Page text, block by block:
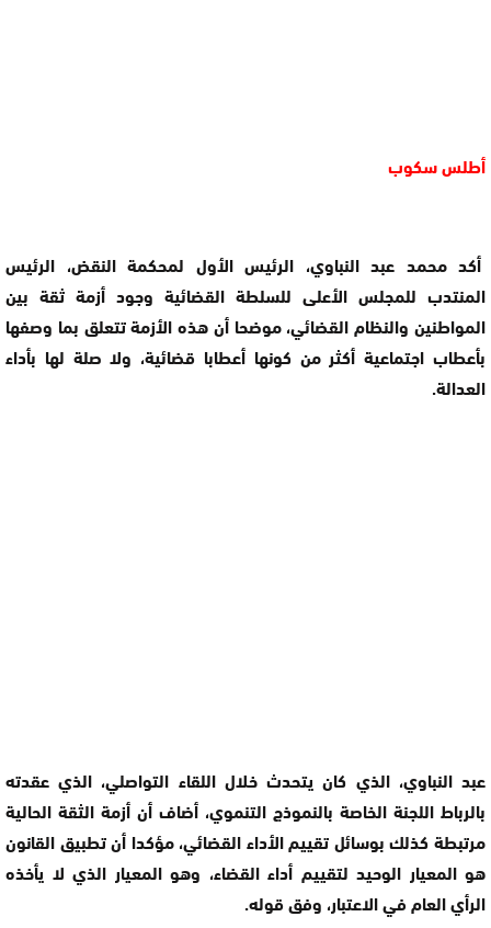
أطلس سكوب
أكد محمد عبد النباوي، الرئيس الأول لمحكمة النقض، الرئيس
المنتدب للمجلس الأعلى للسلطة القضائية وجود أزمة ثقة بين
المواطنين والنظام القضائي، موضحا أن هذه الأزمة تتعلق بما وصفها
بأعطاب اجتماعية أكثر من كونها أعطابا قضائية، ولا صلة لها بأداء
العدالة.
عبد النباوي، الذي كان يتحدث خلال اللقاء التواصلي، الذي عقدته
بالرباط اللجنة الخاصة بالنموذج التنموي، أضاف أن أزمة الثقة الحالية
مرتبطة كذلك بوسائل تقيیم الأداء القضائي، مؤكدا أن تطبيق القانون
هو المعيار الوحيد لتقييم أداء القضاء، وهو المعيار الذي لا يأخذه
الرأي العام في الاعتبار، وفق قوله.